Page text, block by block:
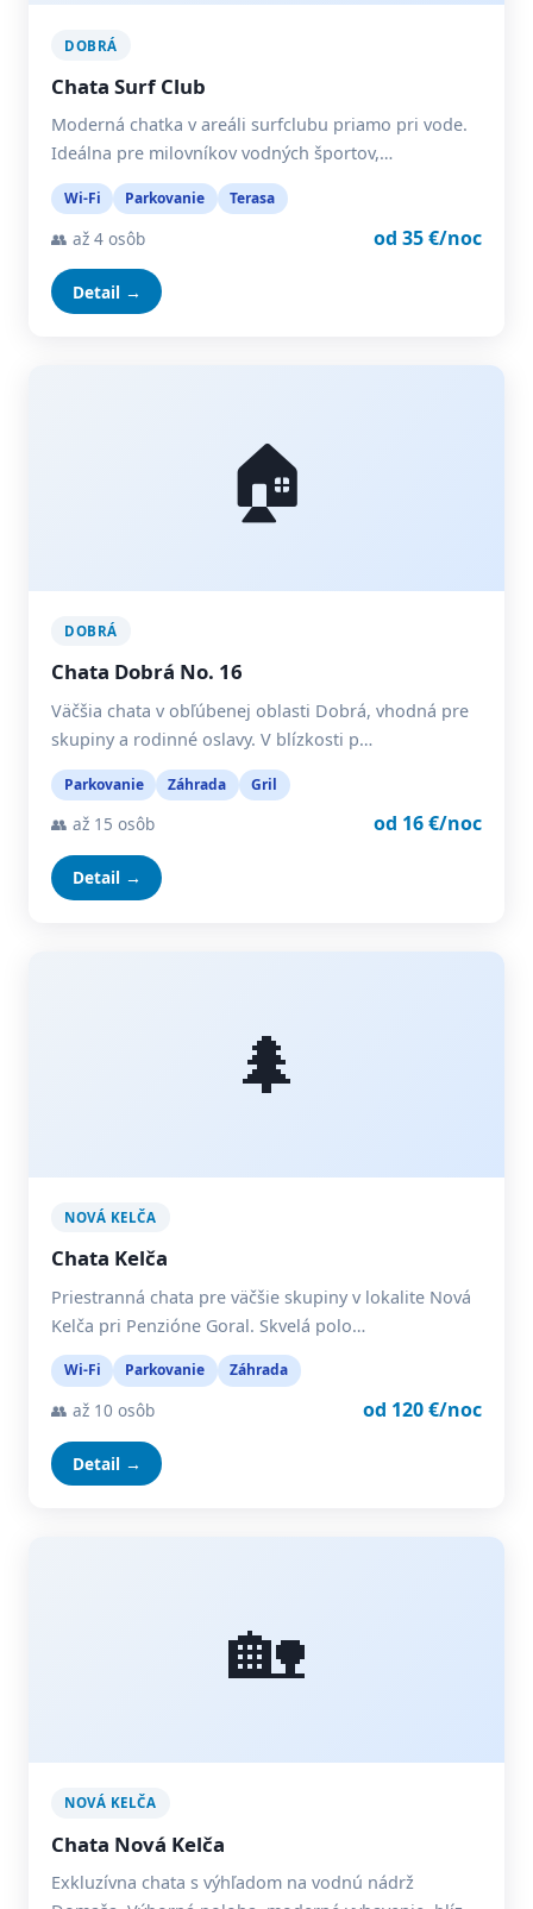
DOBRÁ
Chata Surf Club
Moderná chatka v areáli surfclubu priamo pri vode.
Ideálna pre milovníkov vodných športov,…
Wi-Fi Parkovanie Terasa
👥 až 4 osôb od 35 €/noc
Detail →
🏠
DOBRÁ
Chata Dobrá No. 16
Väčšia chata v obľúbenej oblasti Dobrá, vhodná pre
skupiny a rodinné oslavy. V blízkosti p…
Parkovanie Záhrada Gril
👥 až 15 osôb od 16 €/noc
Detail →
🌲
NOVÁ KELČA
Chata Kelča
Priestranná chata pre väčšie skupiny v lokalite Nová
Kelča pri Penzióne Goral. Skvelá polo…
Wi-Fi Parkovanie Záhrada
👥 až 10 osôb od 120 €/noc
Detail →
🏡
NOVÁ KELČA
Chata Nová Kelča
Exkluzívna chata s výhľadom na vodnú nádrž